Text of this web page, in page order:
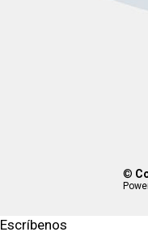
©
Escríbenos